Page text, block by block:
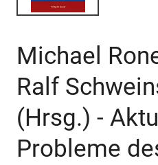
Michael
Ralf
(Hrsg.) -
Probleme